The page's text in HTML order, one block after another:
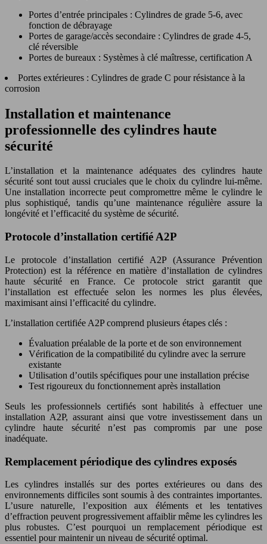
Portes d’entrée principales : Cylindres de grade 5-6, avec
fonction de débrayage
Portes de garage/accès secondaire : Cylindres de grade 4-5,
clé réversible
Portes de bureaux : Systèmes à clé maîtresse, certification A
Portes extérieures : Cylindres de grade C pour résistance à la
corrosion
Installation et maintenance
professionnelle des cylindres haute
sécurité
L’installation et la maintenance adéquates des cylindres haute
sécurité sont tout aussi cruciales que le choix du cylindre lui-même.
Une installation incorrecte peut compromettre même le cylindre le
plus sophistiqué, tandis qu’une maintenance régulière assure la
longévité et l’efficacité du système de sécurité.
Protocole d’installation certifié A2P
Le protocole d’installation certifié A2P (Assurance Prévention
Protection) est la référence en matière d’installation de cylindres
haute sécurité en France. Ce protocole strict garantit que
l’installation est effectuée selon les normes les plus élevées,
maximisant ainsi l’efficacité du cylindre.
L’installation certifiée A2P comprend plusieurs étapes clés :
Évaluation préalable de la porte et de son environnement
Vérification de la compatibilité du cylindre avec la serrure
existante
Utilisation d’outils spécifiques pour une installation précise
Test rigoureux du fonctionnement après installation
Seuls les professionnels certifiés sont habilités à effectuer une
installation A2P, assurant ainsi que votre investissement dans un
cylindre haute sécurité n’est pas compromis par une pose
inadéquate.
Remplacement périodique des cylindres exposés
Les cylindres installés sur des portes extérieures ou dans des
environnements difficiles sont soumis à des contraintes importantes.
L’usure naturelle, l’exposition aux éléments et les tentatives
d’effraction peuvent progressivement affaiblir même les cylindres les
plus robustes. C’est pourquoi un remplacement périodique est
essentiel pour maintenir un niveau de sécurité optimal.